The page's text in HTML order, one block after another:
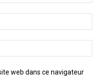
web dans ce navigateur